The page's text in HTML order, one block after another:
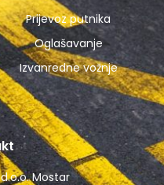
Prijevoz putnika
Oglašavanje
Izvanredne vožnje
d.o.o. Mostar